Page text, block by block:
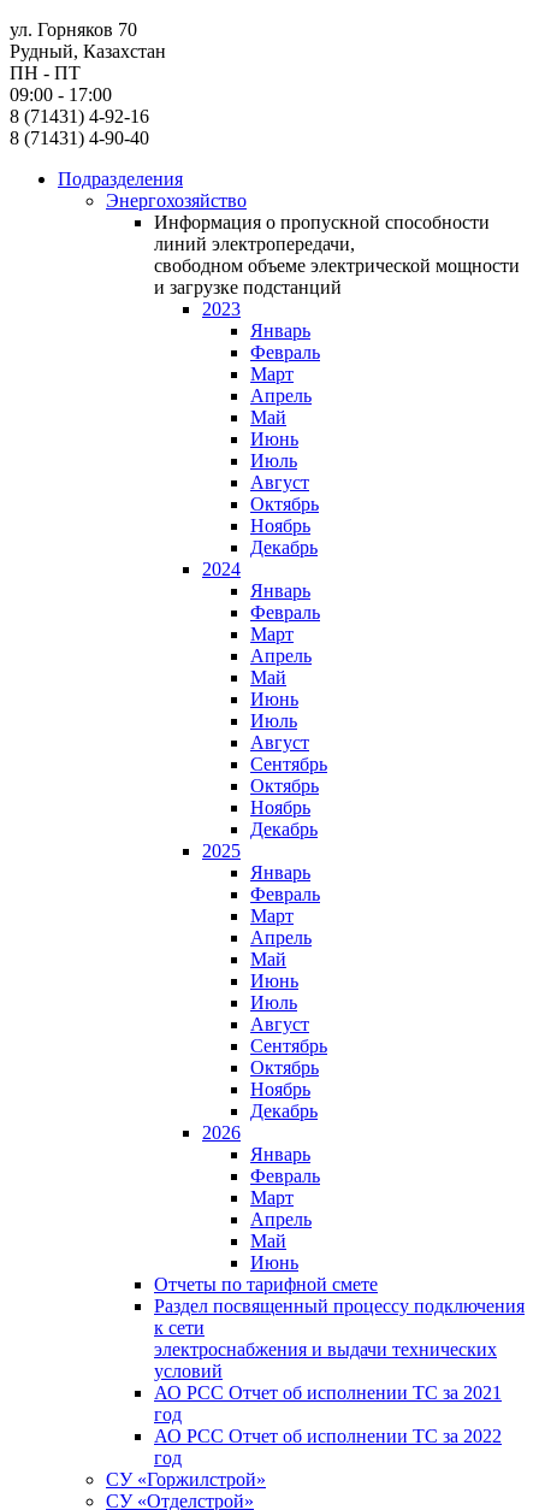
ул. Горняков 70
Рудный, Казахстан
ПН - ПТ
09:00 - 17:00
8 (71431) 4-92-16
8 (71431) 4-90-40
Подразделения
Энергохозяйство
Информация о пропускной способности
линий электропередачи,
свободном объеме электрической мощности
и загрузке подстанций
2023
Январь
Февраль
Март
Апрель
Май
Июнь
Июль
Август
Октябрь
Ноябрь
Декабрь
2024
Январь
Февраль
Март
Апрель
Май
Июнь
Июль
Август
Сентябрь
Октябрь
Ноябрь
Декабрь
2025
Январь
Февраль
Март
Апрель
Май
Июнь
Июль
Август
Сентябрь
Октябрь
Ноябрь
Декабрь
2026
Январь
Февраль
Март
Апрель
Май
Июнь
Отчеты по тарифной смете
Раздел посвященный процессу подключения
к сети
электроснабжения и выдачи технических
условий
АО РСС Отчет об исполнении ТС за 2021
год
АО РСС Отчет об исполнении ТС за 2022
год
СУ «Горжилстрой»
СУ «Отделстрой»